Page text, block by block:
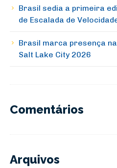
Brasil sedia a primeira
de Escalada de
Brasil marca presença
Salt Lake City 2026
Comentários
Arquivos